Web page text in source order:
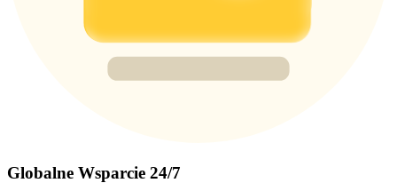
Globalne Wsparcie 24/7